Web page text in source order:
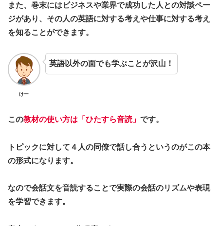
また、巻末にはビジネスや業界で成功した人との対談ペー
ジがあり、その人の英語に対する考えや仕事に対する考え
を知ることができます。
けー
英語以外の面でも学ぶことが沢山！
この教材の使い方は「ひたすら音読」 です。
トピックに対して４人の同僚で話し合うというのがこの本
の形式になります。
なので会話文を音読することで実際の会話のリズムや表現
を学習できます。